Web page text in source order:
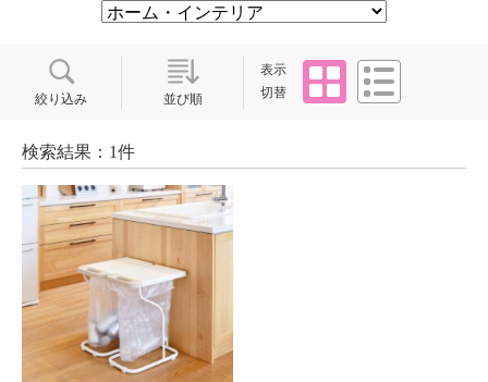
絞り込み 並び順
表示
切替
タイル
検索結果：1件